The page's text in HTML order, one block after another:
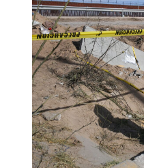
operativos.